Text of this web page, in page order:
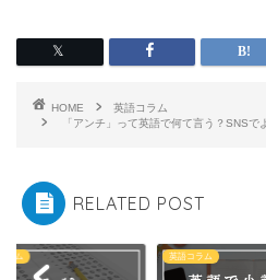
HOME
英語コラム
「アンチ」って英語で何て言う？SNSで
RELATED POST
ラム 英語コラム